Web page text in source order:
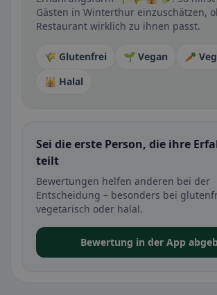
Gästen in Winterthur einzuschätzen,
Restaurant wirklich zu ihnen passt.
🌾 Glutenfrei 🌱 Vegan
🥕
🕌 Halal
Sei die erste Person, die ihre
teilt
Bewertungen helfen anderen bei der
Entscheidung – besonders bei
vegetarisch oder halal.
Bewertung in der App